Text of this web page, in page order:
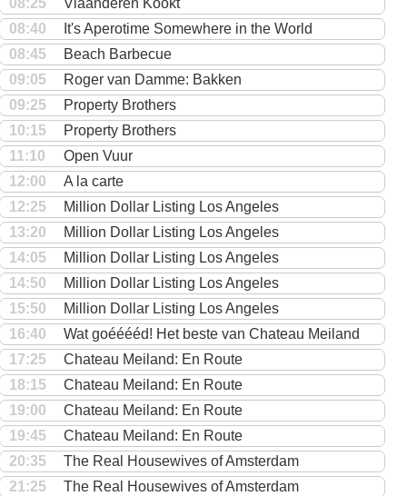
08:25
Vlaanderen Kookt
08:40
It's Aperotime Somewhere in the World
08:45
Beach Barbecue
09:05
Roger van Damme: Bakken
09:25
Property Brothers
10:15
Property Brothers
11:10
Open Vuur
12:00
A la carte
12:25
Million Dollar Listing Los Angeles
13:20
Million Dollar Listing Los Angeles
14:05
Million Dollar Listing Los Angeles
14:50
Million Dollar Listing Los Angeles
15:50
Million Dollar Listing Los Angeles
16:40
Wat goééééd! Het beste van Chateau Meiland
17:25
Chateau Meiland: En Route
18:15
Chateau Meiland: En Route
19:00
Chateau Meiland: En Route
19:45
Chateau Meiland: En Route
20:35
The Real Housewives of Amsterdam
21:25
The Real Housewives of Amsterdam